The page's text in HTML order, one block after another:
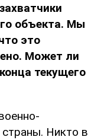
объекта. Мы
это
Может ли
текущего
Никто в